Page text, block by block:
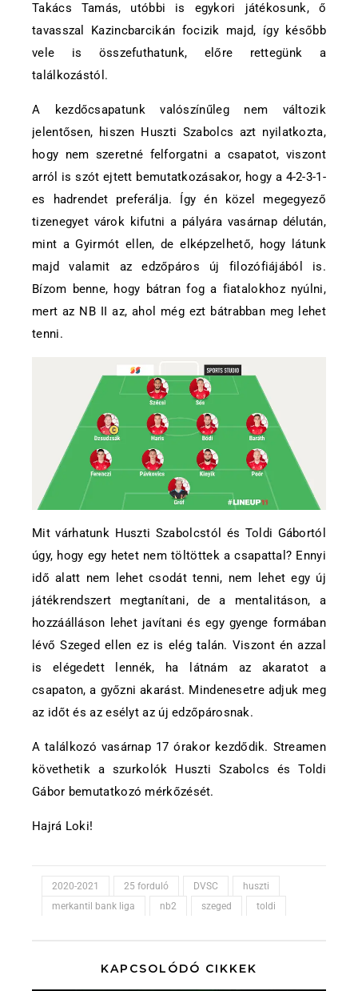
Takács Tamás, utóbbi is egykori játékosunk, ő
tavasszal Kazincbarcikán focizik majd, így később
vele is összefuthatunk, előre rettegünk a
találkozástól.
A kezdőcsapatunk valószínűleg nem változik
jelentősen, hiszen Huszti Szabolcs azt nyilatkozta,
hogy nem szeretné felforgatni a csapatot, viszont
arról is szót ejtett bemutatkozásakor, hogy a 4-2-3-1-
es hadrendet preferálja. Így én közel megegyező
tizenegyet várok kifutni a pályára vasárnap délután,
mint a Gyirmót ellen, de elképzelhető, hogy látunk
majd valamit az edzőpáros új filozófiájából is.
Bízom benne, hogy bátran fog a fiatalokhoz nyúlni,
mert az NB II az, ahol még ezt bátrabban meg lehet
tenni.
Mit várhatunk Huszti Szabolcstól és Toldi Gábortól
úgy, hogy egy hetet nem töltöttek a csapattal? Ennyi
idő alatt nem lehet csodát tenni, nem lehet egy új
játékrendszert megtanítani, de a mentalitáson, a
hozzáálláson lehet javítani és egy gyenge formában
lévő Szeged ellen ez is elég talán. Viszont én azzal
is elégedett lennék, ha látnám az akaratot a
csapaton, a győzni akarást. Mindenesetre adjuk meg
az időt és az esélyt az új edzőpárosnak.
A találkozó vasárnap 17 órakor kezdődik. Streamen
követhetik a szurkolók Huszti Szabolcs és Toldi
Gábor bemutatkozó mérkőzését.
Hajrá Loki!
2020-2021 25 forduló DVSC
huszti
merkantil bank liga
nb2 szeged toldi
KAPCSOLÓDÓ CIKKEK